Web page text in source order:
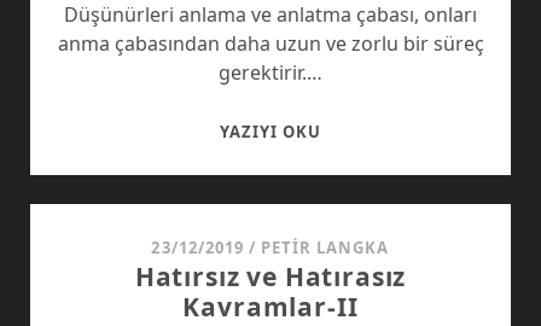
Düşünürleri anlama ve anlatma çabası, onları
anma çabasından daha uzun ve zorlu bir süreç
gerektirir.…
YAZIYI OKU
23/12/2019 / PETIR LANGKA
Hatırsız ve Hatırasız
Kavramlar-II